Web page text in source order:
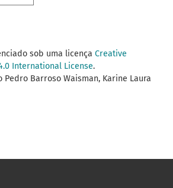
sob uma licença Creative
International License.
Pedro Barroso Waisman, Karine Laura